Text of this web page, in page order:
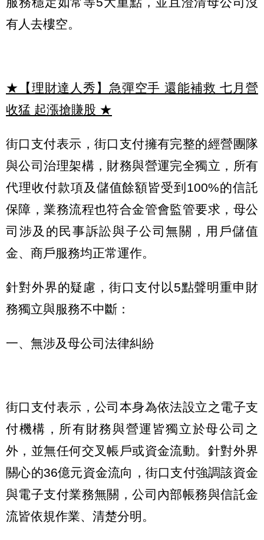
有人去樓空。
★【理財達人秀】急彈空手 還能補救 七月營
收猛 起漲搶賺股 ★
街口支付表示，街口支付擁有完整的經營團隊
與公司治理架構，財務與營運完全獨立，所有
代理收付款項及儲值餘額皆受到100%的信託
保障，業務流程也符合金管會監管要求，母公
司涉及的民事訴訟與子公司無關，用戶儲值
金、商戶服務均正常運作。
針對外界的疑慮，街口支付以5點聲明重申財
務獨立與服務不中斷：
一、無涉及母公司法律糾紛
街口支付表示，公司本身為依法設立之電子支
付機構，所有財務與營運皆獨立於母公司之
外，並無任何交叉帳戶或資金流動。針對外界
關心的36億元資金流向，街口支付強調該資金
與電子支付業務無關，公司內部帳務與信託金
流皆依規作業、清楚分明。